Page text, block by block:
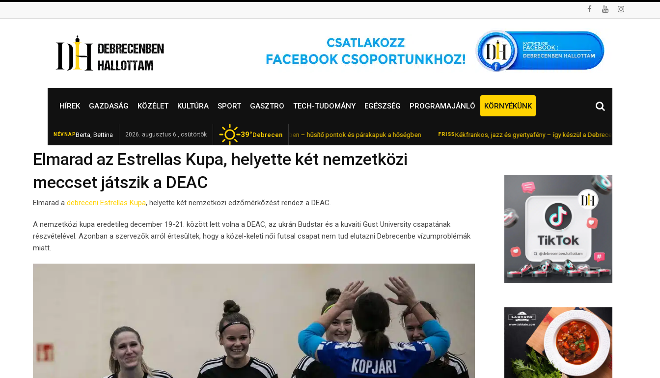
to
HÍREK GAZDASÁG KÖZÉLET KULTÚRA SPORT GASZTRO TECH-TUDOMÁNY EGÉSZSÉG PROGRAMAJÁNLÓ KÖRNYÉKÜNK
NÉVNAPBerta, Bettina 2026. augusztus 6., csütörtök 39°Debrecen
FRISSFolytatódik az ivóvízosztás Debrecenben – hűsítő pontok és párakapuk a hőségben FRISS Kékfrankos, jazz és gyertyafény – így készül a Debreceni Bor- és Jazznapok
Elmarad az Estrellas Kupa, helyette két nemzetközi
meccset játszik a DEAC
Elmarad a debreceni Estrellas Kupa, helyette két nemzetközi edzőmérkőzést rendez a DEAC.
A nemzetközi kupa eredetileg december 19-21. között lett volna a DEAC, az ukrán Budstar és a kuvaiti Gust University csapatának
részvételével. Azonban a szervezők arról értesültek, hogy a közel-keleti női futsal csapat nem tud elutazni Debrecenbe vízumproblémák
miatt.